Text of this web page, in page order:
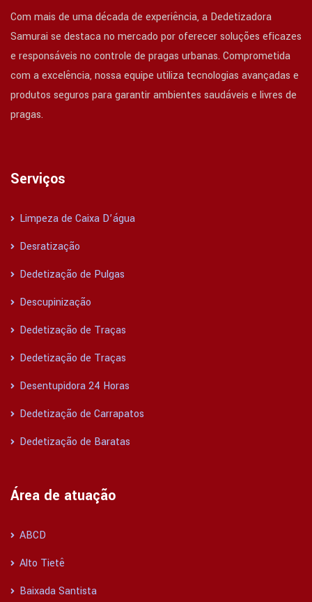
Com mais de uma década de experiência, a Dedetizadora
Samurai se destaca no mercado por oferecer soluções eficazes
e responsáveis no controle de pragas urbanas. Comprometida
com a excelência, nossa equipe utiliza tecnologias avançadas e
produtos seguros para garantir ambientes saudáveis e livres de
pragas.
Serviços
Limpeza de Caixa D’água
Desratização
Dedetização de Pulgas
Descupinização
Dedetização de Traças
Dedetização de Traças
Desentupidora 24 Horas
Dedetização de Carrapatos
Dedetização de Baratas
Área de atuação
ABCD
Alto Tietê
Baixada Santista